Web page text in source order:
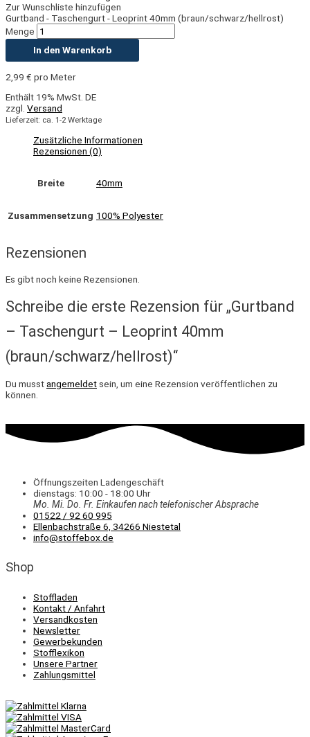
Zur Wunschliste hinzufügen
Gurtband - Taschengurt - Leoprint 40mm (braun/schwarz/hellrost)
Menge
In den Warenkorb
2,99 € pro Meter
Enthält 19% MwSt. DE
zzgl. Versand
Lieferzeit: ca. 1-2 Werktage
Zusätzliche Informationen
Rezensionen (0)
Breite 40mm
Zusammensetzung 100% Polyester
Rezensionen
Es gibt noch keine Rezensionen.
Schreibe die erste Rezension für „Gurtband
– Taschengurt – Leoprint 40mm
(braun/schwarz/hellrost)“
Du musstangemeldet sein, um eine Rezension veröffentlichen zu
können.
Öffnungszeiten Ladengeschäft
dienstags: 10:00 - 18:00 Uhr
Mo. Mi. Do. Fr. Einkaufennach telefonischer Absprache
01522 / 92 60 995
Ellenbachstraße 6, 34266 Niestetal
info@stoffebox.de
Shop
Stoffladen
Kontakt / Anfahrt
Versandkosten
Newsletter
Gewerbekunden
Stofflexikon
Unsere Partner
Zahlungsmittel